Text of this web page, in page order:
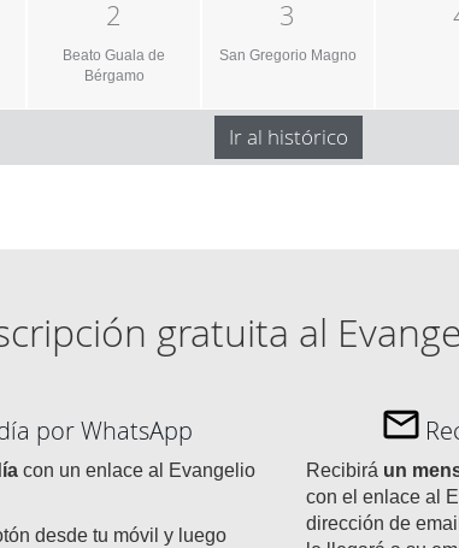
2
Beato Guala de
Bérgamo
3
San Gregorio Magno
Ir al histórico
gratuita al
por WhatsApp
con un enlace al Evangelio
desde tu móvil y luego
Recibirá un
con el enlace al
dirección de